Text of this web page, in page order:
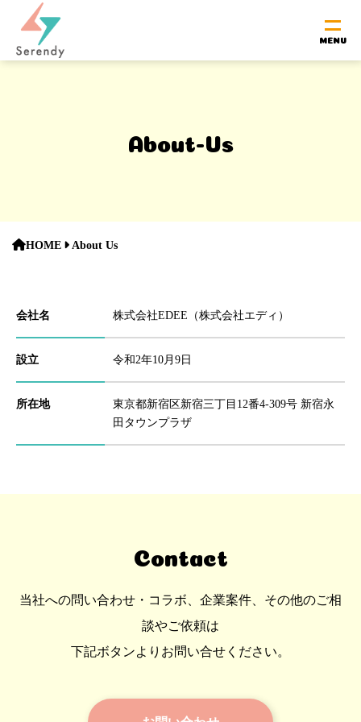
About-Us
HOME About Us
会社名 株式会社EDEE（株式会社エディ）
設立 令和2年10月9日
所在地
東京都新宿区新宿三丁目12番4-309号 新宿永
田タウンプラザ
Contact
当社への問い合わせ・コラボ、企業案件、その他のご相
談やご依頼は
下記ボタンよりお問い合せください。